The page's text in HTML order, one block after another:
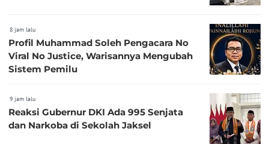
8 jam lalu
Profil Muhammad Soleh Pengacara No
Viral No Justice, Warisannya Mengubah
Sistem Pemilu
9 jam lalu
Reaksi Gubernur DKI Ada 995 Senjata
dan Narkoba di Sekolah Jaksel